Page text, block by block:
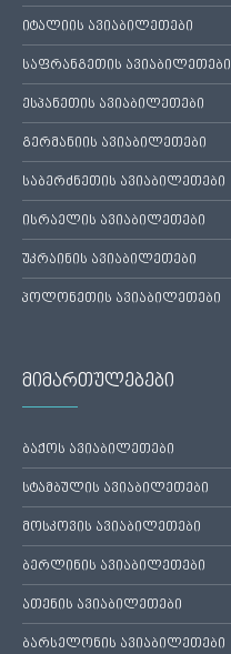
იტალიის ავიაბილეთები
საფრანგეთის ავიაბილეთები
ესპანეთის ავიაბილეთები
გერმანიის ავიაბილეთები
საბერძნეთის ავიაბილეთები
ისრაელის ავიაბილეთები
უკრაინის ავიაბილეთები
პოლონეთის ავიაბილეთები
მიმართულებები
ბაქოს ავიაბილეთები
სტამბულის ავიაბილეთები
მოსკოვის ავიაბილეთები
ბერლინის ავიაბილეთები
ათენის ავიაბილეთები
ბარსელონის ავიაბილეთები